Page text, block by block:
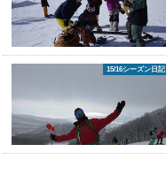
15/16シーズン日記